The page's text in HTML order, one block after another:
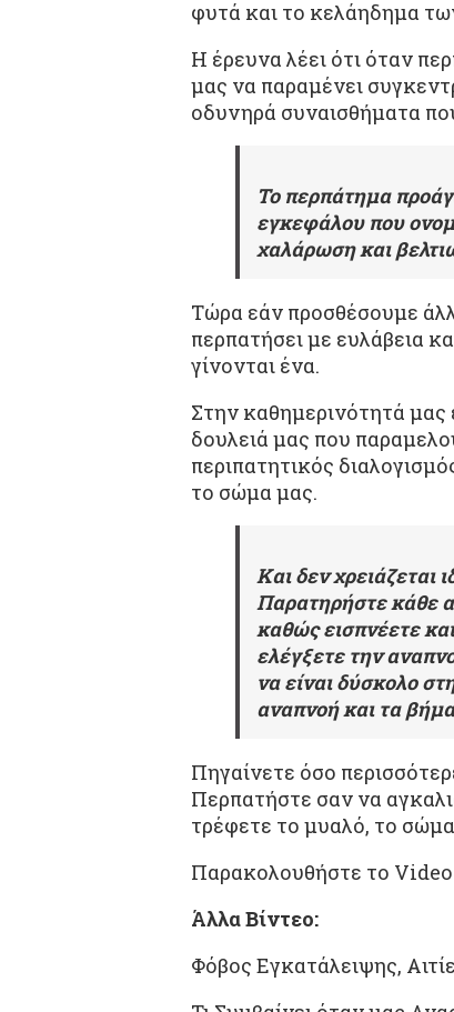
φυτά και το κελάηδημα
Η έρευνα λέει ότι όταν
μας να παραμένει
οδυνηρά συναισθήματα
Το περπάτημα
εγκεφάλου που
χαλάρωση και
Τώρα εάν προσθέσουμε
περπατήσει με ευλάβεια
γίνονται ένα.
Στην καθημερινότητά μας
δουλειά μας που
περιπατητικός
το σώμα μας.
Και δεν χρειάζεται
Παρατηρήστε κάθε
καθώς εισπνέετε
ελέγξετε την
να είναι δύσκολο
αναπνοή και τα
Πηγαίνετε όσο
Περπατήστε σαν να
τρέφετε το μυαλό, το
Παρακολουθήστε το Video
Άλλα Βίντεο:
Φόβος Εγκατάλειψης,